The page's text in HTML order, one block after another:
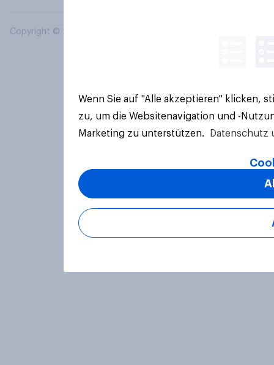
Copyright © 2026 YouGov PLC. Alle Rechte vorbehalten.
Wenn Sie auf "Alle akzeptieren" klicken,
zu, um die Websitenavigation und -
Marketing zu unterstützen.
Datenschutz